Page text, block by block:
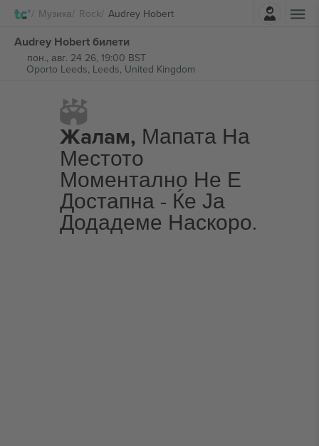
Музика Rock Audrey Hobert
Audrey Hobert билети
пон., авг. 24 26, 19:00 BST
Oporto Leeds, Leeds, United Kingdom
Жалам, Мапата На
Местото
Моментално Не Е
Достапна - Ќе Ја
Додадеме Наскоро.